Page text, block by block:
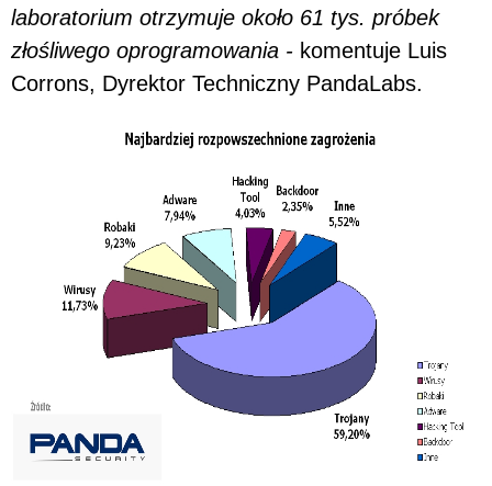
laboratorium otrzymuje około 61 tys. próbek
złośliwego oprogramowania - komentuje Luis
Corrons, Dyrektor Techniczny PandaLabs.